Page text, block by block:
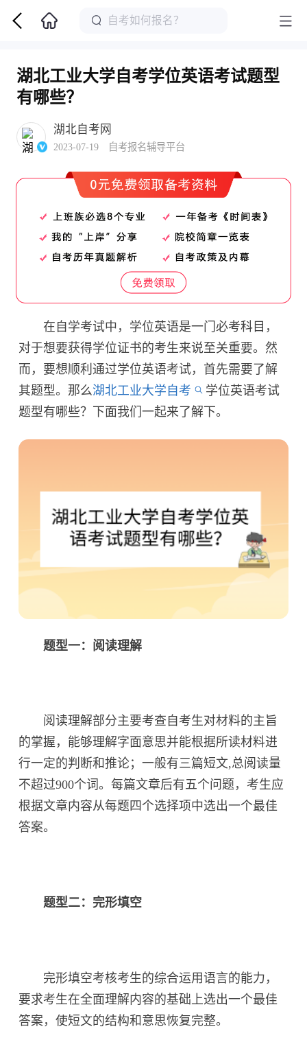
湖北工业大学自考学位英语考试题型
有哪些？
湖北自考网
2023-07-19 自考报名辅导平台
在自学考试中，学位英语是一门必考科目，
对于想要获得学位证书的考生来说至关重要。然
而，要想顺利通过学位英语考试，首先需要了解
其题型。那么湖北工业大学自考
学位英语考试
题型有哪些？下面我们一起来了解下。
题型一：阅读理解
阅读理解部分主要考查自考生对材料的主旨
的掌握，能够理解字面意思并能根据所读材料进
行一定的判断和推论；一般有三篇短文,总阅读量
不超过900个词。每篇文章后有五个问题，考生应
根据文章内容从每题四个选择项中选出一个最佳
答案。
题型二：完形填空
完形填空考核考生的综合运用语言的能力，
要求考生在全面理解内容的基础上选出一个最佳
答案，使短文的结构和意思恢复完整。